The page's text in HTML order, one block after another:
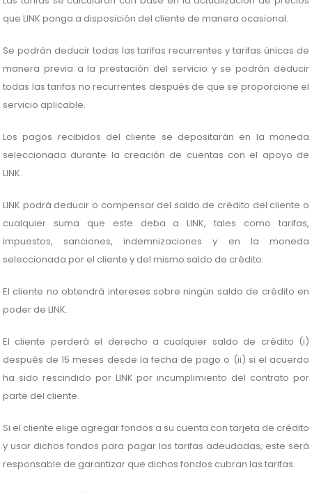
que LINK ponga a disposición del cliente de manera ocasional.
Se podrán deducir todas las tarifas recurrentes y tarifas únicas de
manera previa a la prestación del servicio y se podrán deducir
todas las tarifas no recurrentes después de que se proporcione el
servicio aplicable.
Los pagos recibidos del cliente se depositarán en la moneda
seleccionada durante la creación de cuentas con el apoyo de
LINK.
LINK podrá deducir o compensar del saldo de crédito del cliente o
cualquier suma que este deba a LINK, tales como tarifas,
impuestos, sanciones, indemnizaciones y en la moneda
seleccionada por el cliente y del mismo saldo de crédito.
El cliente no obtendrá intereses sobre ningún saldo de crédito en
poder de LINK.
El cliente perderá el derecho a cualquier saldo de crédito (i)
después de 15 meses desde la fecha de pago o (ii) si el acuerdo
ha sido rescindido por LINK por incumplimiento del contrato por
parte del cliente.
Si el cliente elige agregar fondos a su cuenta con tarjeta de crédito
y usar dichos fondos para pagar las tarifas adeudadas, este será
responsable de garantizar que dichos fondos cubran las tarifas.